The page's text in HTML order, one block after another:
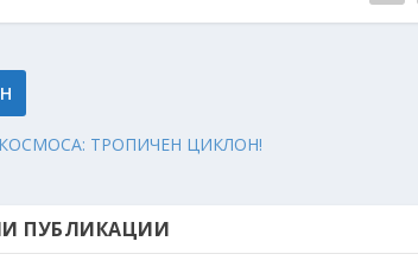
ТРОПИЧЕН ЦИКЛОН!
ПУБЛИКАЦИИ